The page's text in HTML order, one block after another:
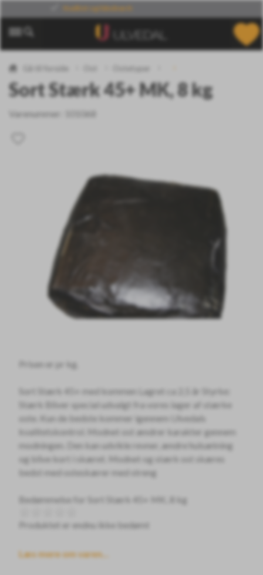
Ostetyper
Sort Stærk 45+ MK, 8 kg
Varenummer: 101068
Prisen er pr kg.
Sort Stærk 45+ med kommen Lagret ca 2,5 år Styrke:
Stærk Bliver special udvalgt fra vores lager af stærke
oste. Kun de bedste kommer igennem Ulvedals
kvalitetskontrol. Modnet ost ændrer karakter gennem
modningen. Den kan udvikle revner, ændre hulsætning
og blive kort i skæret. Modnet og stærk ost skæres
bedst med osteskærer med streng
Bedømmelse for Sort Stærk 45+ MK, 8 kg
Produktet er endnu ikke bedømt
Læs mere om varen...